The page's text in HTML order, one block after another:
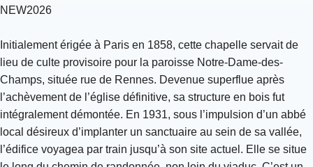
NEW2026
Initialement érigée à Paris en 1858, cette chapelle servait de
lieu de culte provisoire pour la paroisse Notre-Dame-des-
Champs, située rue de Rennes. Devenue superflue après
l’achèvement de l’église définitive, sa structure en bois fut
intégralement démontée. En 1931, sous l’impulsion d’un abbé
local désireux d’implanter un sanctuaire au sein de sa vallée,
l’édifice voyagea par train jusqu’à son site actuel. Elle se situe